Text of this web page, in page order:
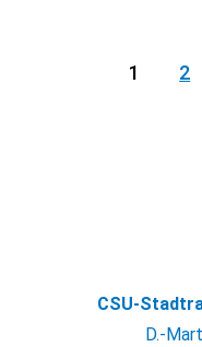
1 2
CSU-
D.-